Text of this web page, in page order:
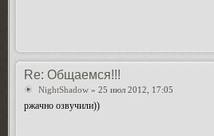
Re: Общаемся!!!
NightShadow » 25 июл 2012, 17:05
ржачно озвучили))